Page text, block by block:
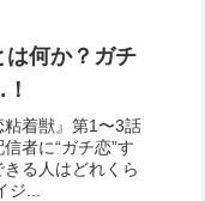
は何か？ガチ
着獣』第1〜3話
者に“ガチ恋”す
る人はどれくら
...